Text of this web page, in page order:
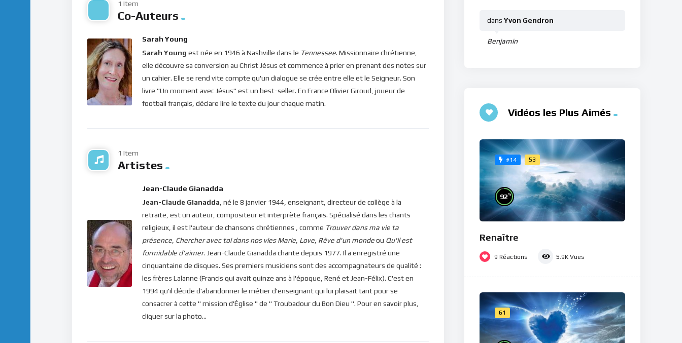
entier n’aille pas dans la géhenne.
s’alourdit et nous plonge dans les ténèbres. Nous ne parvenons donc plus à voir grand chose dans notre vie.
Notre coeur devient si lourd de soucis et de souffrances !
Mais aujourd’hui, le Christ nous demande de prendre une décision radicale : un retour à contre-sens du
monde. Même si les personnes autour de nous continuent de vivre à l’ancienne, décidons de commencer
cette nouvelle vie qui sauve ! Soyons courageux, persévérant(e) et comme Saint-Paul, fixons nos regards
sur l’objectif à cause de Celui qui a tout donné pour nous sauver ! (Philippiens III. 13-14).
Pour vous inscrire directement aux publications, veuillez cliquer ici : [newsletter_button id=2
label=”S’abonner” design=”twitter”]
1 Item
Co-Auteurs
Sarah Young
Sarah Young est née en 1946 à Nashville dans le Tennessee. Missionnaire chrétienne,
elle découvre sa conversion au Christ Jésus et commence à prier en prenant des notes sur
un cahier. Elle se rend vite compte qu'un dialogue se crée entre elle et le Seigneur. Son
livre "Un moment avec Jésus" est un best-seller. En France Olivier Giroud, joueur de
football français, déclare lire le texte du jour chaque matin.
1 Item
Artistes
Jean-Claude Gianadda
Jean-Claude Gianadda , né le 8 janvier 1944, enseignant, directeur de collège à la
retraite, est un auteur, compositeur et interprète français. Spécialisé dans les chants
religieux, il est l'auteur de chansons chrétiennes , comme Trouver dans ma vie ta
présence Chercher avec toi dans nos vies Marie Love Rêve d'un mondeou Qu'il est
formidable d'aimer. Jean-Claude Gianadda chante depuis 1977. Il a enregistré une
cinquantaine de disques. Ses premiers musiciens sont des accompagnateurs de qualité :
les frères Lalanne (Francis qui avait quinze ans à l'époque, René et Jean-Félix). C'est en
1994 qu'il décide d'abandonner le métier d'enseignant qui lui plaisait tant pour se
consacrer à cette " mission d'Église " de " Troubadour du Bon Dieu ". Pour en savoir plus,
cliquer sur la photo...
Benjamin
dansYvon Gendron
Vidéos les Plus Aimés
#14 53
92%
Renaître
9 Réactions 5.9K Vues
61